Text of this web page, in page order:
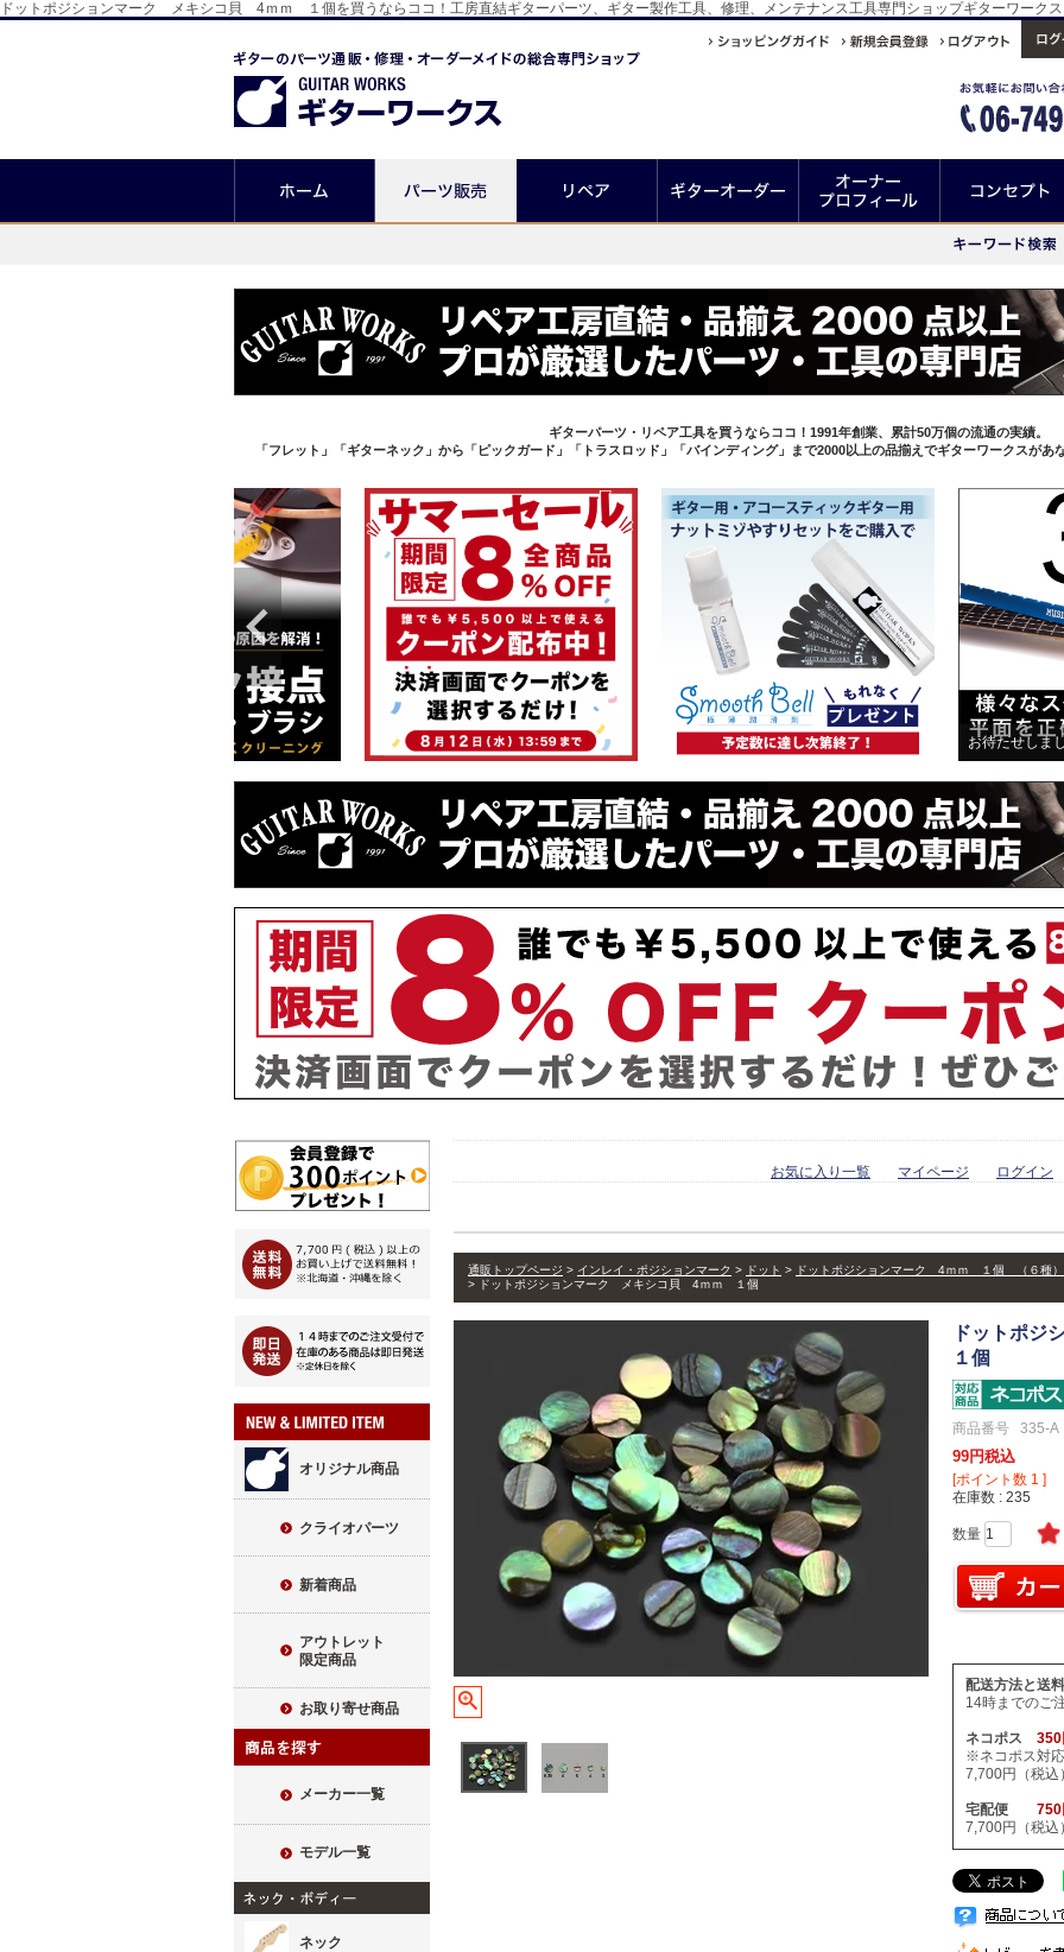
ドットポジションマーク メキシコ貝 4ｍｍ １個を買うならココ！工房直結ギターパーツ、ギター製作工具、修理、メンテナンス工具専門ショップギターワークス
ギターパーツ・リペア工具を買うならココ！1991年創業、累計50万個の流通の実績。
「フレット」「ギターネック」から「ピックガード」「トラスロッド」「バインディング」まで2000以上の品揃えでギターワークスが
お待たせしま
オリジナル商品
クライオパーツ
新着商品
アウトレット
限定商品
お取り寄せ商品
メーカー一覧
モデル一覧
ネック
お気に入り一覧 マイページ ログイン
通販トップページ インレイ・ポジションマーク ドット
ドットポジションマーク 4ｍｍ １個 （６種）
ドットポジションマーク メキシコ貝 4ｍｍ １個
ドットポ
１個
商品番号 335-A
99 税込
[ポイント数 1 ]
在庫数
235
配送方法と送料
14時までのご
ネコポス 350
※ネコポス対
7,700円（税込
宅配便 750
7,700円（税